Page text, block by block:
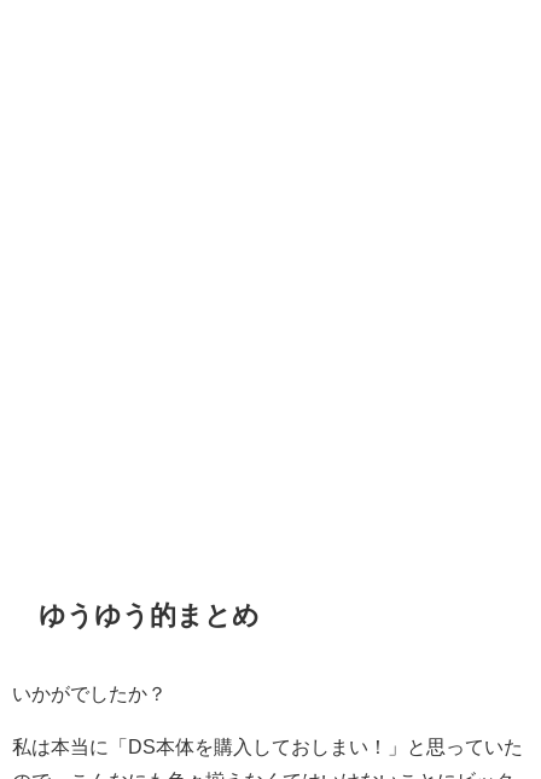
ゆうゆう的まとめ
いかがでしたか？
私は本当に「DS本体を購入しておしまい！」と思っていた